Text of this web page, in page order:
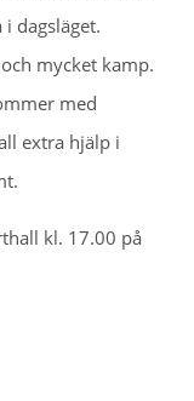
dagsläget.
mycket kamp.
med
extra hjälp i
kl. 17.00 på